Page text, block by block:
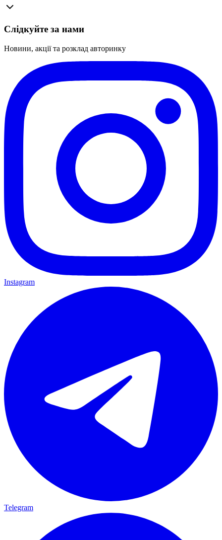
Слідкуйте за нами
Новини, акції та розклад авторинку
Instagram
Telegram